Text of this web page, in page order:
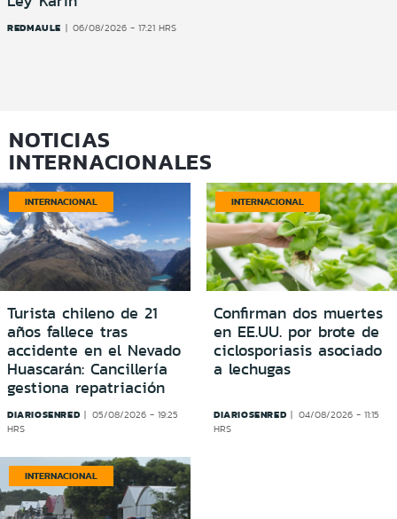
REDMAULE 06/08/2026 - 17:21 HRS
NOTICIAS
INTERNACIONALES
INTERNACIONAL
Turista chileno de 21
años fallece tras
accidente en el Nevado
Huascarán: Cancillería
gestiona repatriación
DIARIOSENRED
05/08/2026 - 19:25
HRS
INTERNACIONAL
Confirman dos muertes
en EE.UU. por brote de
ciclosporiasis asociado
a lechugas
DIARIOSENRED
04/08/2026 - 11:15
HRS
INTERNACIONAL